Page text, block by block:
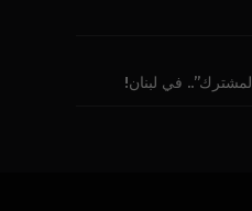
في لبنان!